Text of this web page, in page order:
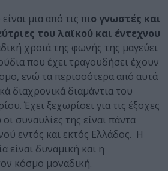
μια από τις πιο γνωστές και
του λαϊκού και έντεχνου
χροιά της φωνής της μαγεύει
που έχει τραγουδήσει έχουν
ενώ τα περισσότερα από αυτά
διαχρονικά διαμάντια του
Έχει ξεχωρίσει για τις έξοχες
συναυλίες της είναι πάντα
εντός και εκτός Ελλάδος. Η
είναι δυναμική και η
κόσμο μοναδική.